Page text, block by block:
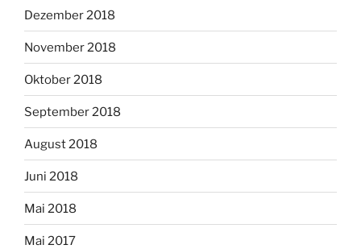
Dezember 2018
November 2018
Oktober 2018
September 2018
August 2018
Juni 2018
Mai 2018
Mai 2017